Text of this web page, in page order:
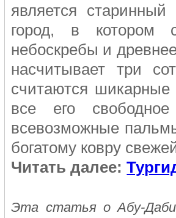
является
город, в котором
небоскребы и
насчитывает три
считаются
все его
всевозможные
богатому ковру
Читать далее:
Эта статья о Абу-Даби